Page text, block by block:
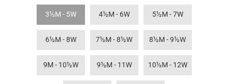
3½M - 5W 4½M - 6W 5½M - 7W
6½M - 8W 7½M - 8½W 8½M - 9½W
9M - 10½W 9½M - 11W 10½M - 12W